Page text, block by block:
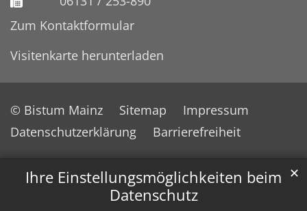
Ihre Einstellungsmöglichkeiten beim
Datenschutz
✕
Zum Kontaktformular
Visitenkarte herunterladen
© Bistum Mainz Sitemap
Impressum
Datenschutzerklärung
Barrierefreiheit